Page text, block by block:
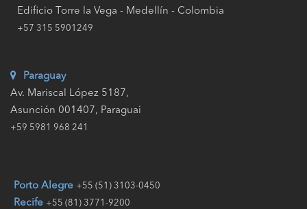
Edificio Torre la Vega - Medellín - Colombia
+57 315 5901249
Paraguay
Av. Mariscal López 5187,
Asunción 001407, Paraguai
+59 5981 968 241
Porto Alegre +55 (51) 3103-0450
Recife +55 (81) 3771-9200